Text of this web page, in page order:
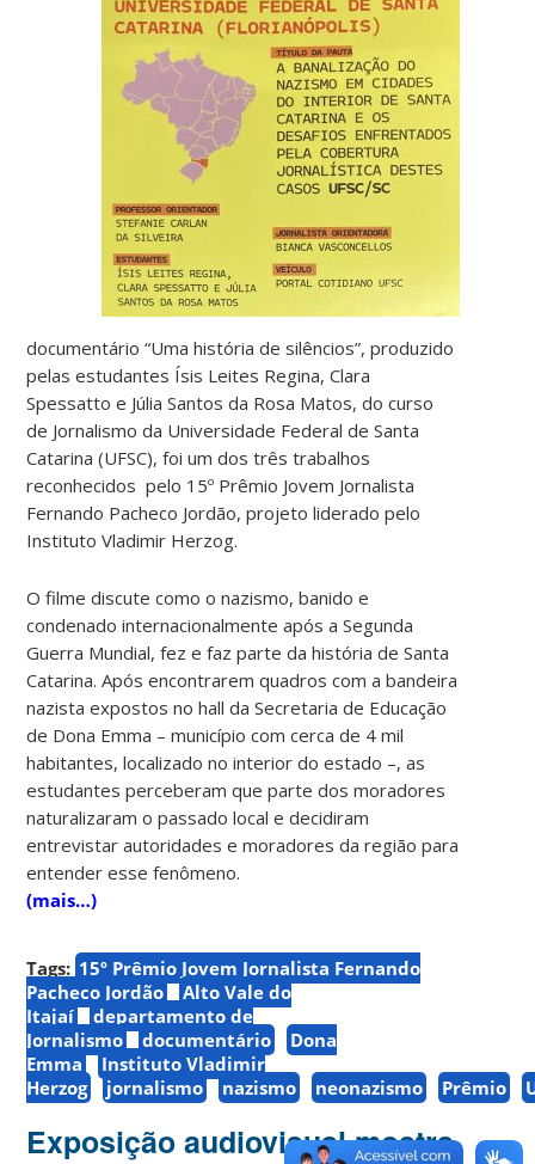
documentário “Uma história de silêncios”, produzido
pelas estudantes Ísis Leites Regina, Clara
Spessatto e Júlia Santos da Rosa Matos, do curso
de Jornalismo da Universidade Federal de Santa
Catarina (UFSC), foi um dos três trabalhos
reconhecidos pelo 15º Prêmio Jovem Jornalista
Fernando Pacheco Jordão, projeto liderado pelo
Instituto Vladimir Herzog.
O filme discute como o nazismo, banido e
condenado internacionalmente após a Segunda
Guerra Mundial, fez e faz parte da história de Santa
Catarina. Após encontrarem quadros com a bandeira
nazista expostos no hall da Secretaria de Educação
de Dona Emma – município com cerca de 4 mil
habitantes, localizado no interior do estado –, as
estudantes perceberam que parte dos moradores
naturalizaram o passado local e decidiram
entrevistar autoridades e moradores da região para
entender esse fenômeno.
(mais…)
Tags: 15º Prêmio Jovem Jornalista Fernando
Pacheco Jordão
Alto Vale do
Itajaí
departamento de
Jornalismo
documentário
Dona
Emma
Instituto Vladimir
Herzog
jornalismo nazismo neonazismo Prêmio
Exposição audiovisual mostra